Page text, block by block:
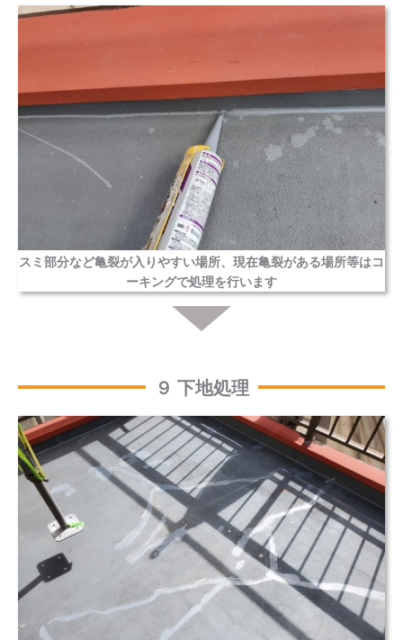
スミ部分など亀裂が入りやすい場所、現在亀裂がある場所等はコ
ーキングで処理を行います
９ 下地処理